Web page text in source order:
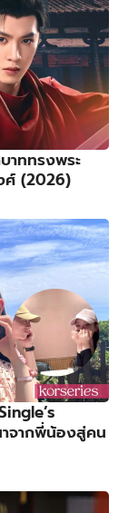
าททรงพระ
ศ์ (2026)
จากพี่น้องสู่คน